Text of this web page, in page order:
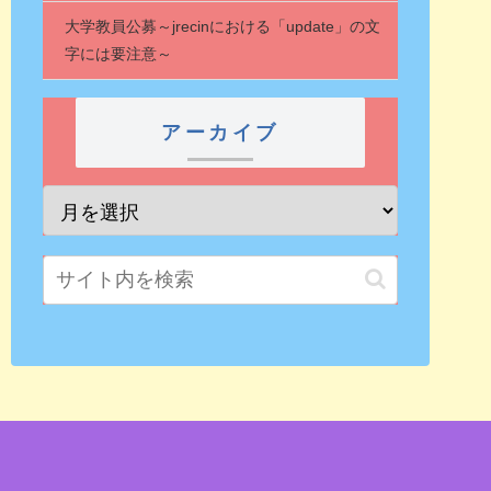
大学教員公募～jrecinにおける「update」の文
字には要注意～
アーカイブ